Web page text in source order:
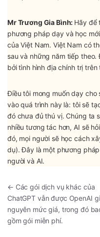
Mr Trương Gia Bình: Hãy để
phương pháp dạy và học
của Việt Nam. Việt Nam có
sau và những năm tiếp
bởi tình hình địa chính trị trên
Điều tôi mong muốn dạy cho
vào quá trình này là: tôi sẽ
đó chưa đủ thú vị. Chúng ta
nhiều tương tác hơn, AI sẽ
đó, mọi người sẽ học cách
dụ). Đây là một phương
người và AI.
← Các gói dịch vụ khác của
ChatGPT vẫn được OpenAI
nguyên mức giá, trong đó
gồm gói miễn phí.